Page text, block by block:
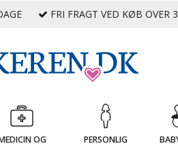
FRI FRAGT VED KØB OVER
OG
PERSONLIG